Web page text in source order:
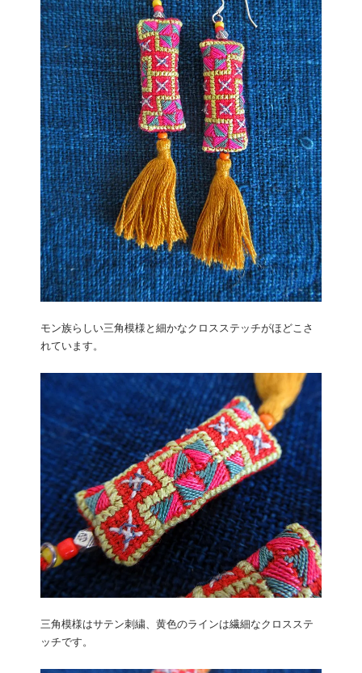
モン族らしい三角模様と細かなクロスステッチがほどこさ
れています。
三角模様はサテン刺繍、黄色のラインは繊細なクロスステ
ッチです。